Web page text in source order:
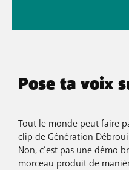
Pose ta voix
Tout le monde peut faire
clip de Génération
Non, c’est pas une démo
morceau produit de